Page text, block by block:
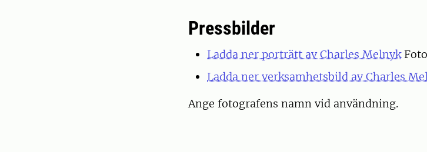
Pressbilder
Ladda ner porträtt av Charles Melnyk
Ladda ner verksamhetsbild av Charles
Ange fotografens namn vid användning.